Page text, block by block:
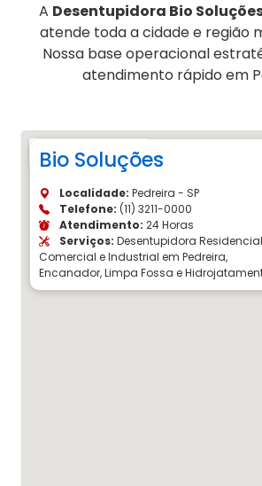
A Desentupidora Bio
atende toda a cidade e região
Nossa base operacional
atendimento rápido em
Bio Soluções
Localidade: Pedreira - SP
Telefone: (11) 3211-0000
Atendimento: 24 Horas
Serviços: Desentupidora
Comercial e Industrial em Pedreira,
Encanador, Limpa Fossa e